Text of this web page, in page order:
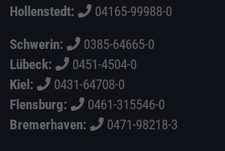
Hollenstedt:
04165-99988-0
Schwerin:
0385-64665-0
Lübeck:
0451-4504-0
Kiel:
0431-64708-0
Flensburg:
0461-315546-0
Bremerhaven:
0471-98218-3